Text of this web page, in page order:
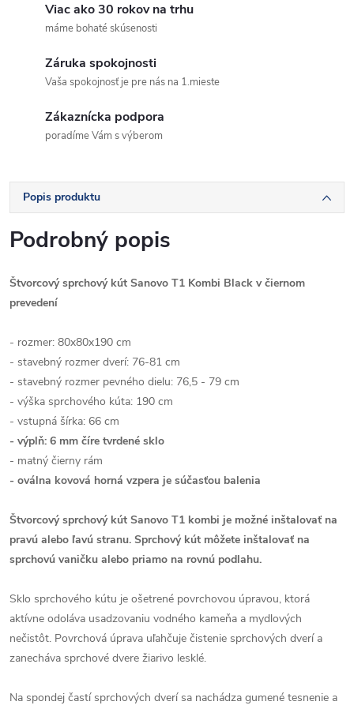
Viac ako 30 rokov na trhu
máme bohaté skúsenosti
Záruka spokojnosti
Vaša spokojnosť je pre nás na 1.mieste
Zákaznícka podpora
poradíme Vám s výberom
Popis produktu
Podrobný popis
Štvorcový sprchový kút Sanovo T1 Kombi Black v čiernom
prevedení
- rozmer: 80x80x190 cm
- stavebný rozmer dverí: 76-81 cm
- stavebný rozmer pevného dielu: 76,5 - 79 cm
- výška sprchového kúta: 190 cm
- vstupná šírka: 66 cm
- výplň: 6 mm číre tvrdené sklo
- matný čierny rám
- oválna kovová horná vzpera je súčasťou balenia
Štvorcový sprchový kút Sanovo T1 kombi je možné inštalovať na
pravú alebo ľavú stranu. Sprchový kút môžete inštalovať na
sprchovú vaničku alebo priamo na rovnú podlahu.
Sklo sprchového kútu je ošetrené povrchovou úpravou, ktorá
aktívne odoláva usadzovaniu vodného kameňa a mydlových
nečistôt. Povrchová úprava uľahčuje čistenie sprchových dverí a
zanecháva sprchové dvere žiarivo lesklé.
Na spondej častí sprchových dverí sa nachádza gumené tesnenie a